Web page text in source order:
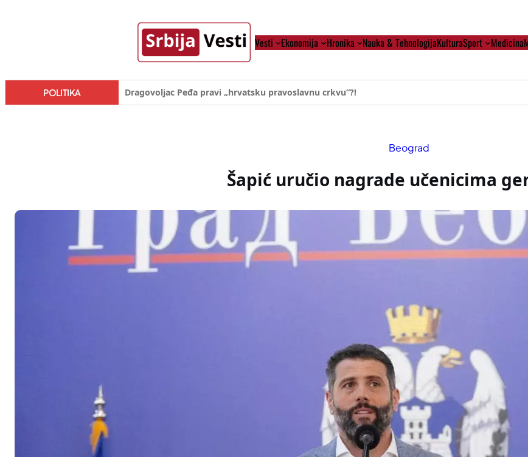
Vesti Ekonomija Hronika Nauka & TehnologijaKulturaSport Medicina
POLITIKA Đilas/Šolak propaganda uspela u dehumanizaciji Vučića
Beograd
Šapić uručio nagrade učenicima